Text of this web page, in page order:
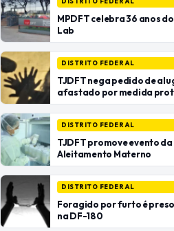
MPDFT celebra 36 anos
Lab
DISTRITO FEDERAL
TJDFT nega pedido de
afastado por medida
DISTRITO FEDERAL
TJDFT promove evento
Aleitamento Materno
DISTRITO FEDERAL
Foragido por furto é
na DF-180